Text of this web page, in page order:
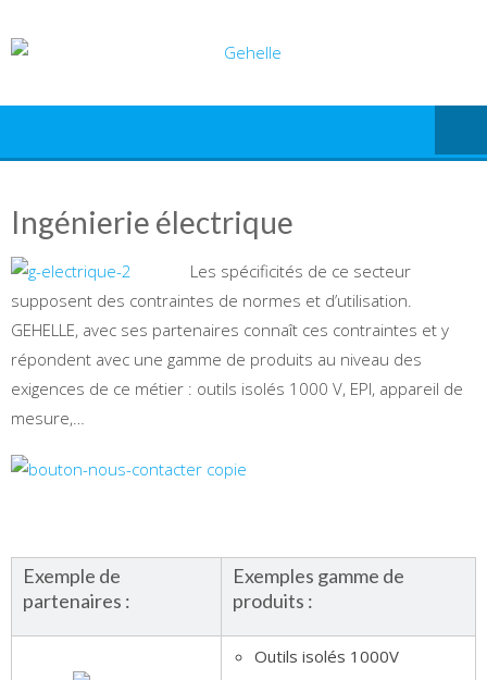
to
Ingénierie électrique
Les spécificités de ce secteur
supposent des contraintes de normes et d’utilisation.
GEHELLE, avec ses partenaires connaît ces contraintes et y
répondent avec une gamme de produits au niveau des
exigences de ce métier : outils isolés 1000 V, EPI, appareil de
mesure,…
Exemple de
partenaires :
Exemples gamme de
produits :
Outils isolés 1000V